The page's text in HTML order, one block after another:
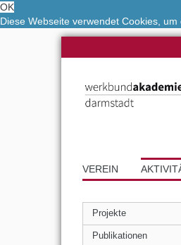
OK
Diese Webseite verwendet Cookies,
VEREIN
Projekte
Publikationen